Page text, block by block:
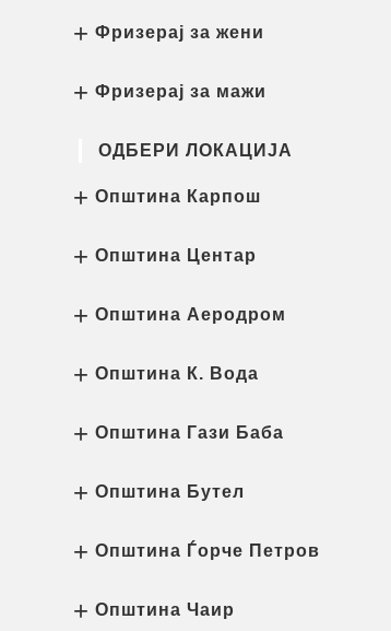
Фризерај за жени
Фризерај за мажи
ОДБЕРИ ЛОКАЦИЈА
Општина Карпош
Општина Центар
Општина Аеродром
Општина К. Вода
Општина Гази Баба
Општина Бутел
Општина Ѓорче Петров
Општина Чаир